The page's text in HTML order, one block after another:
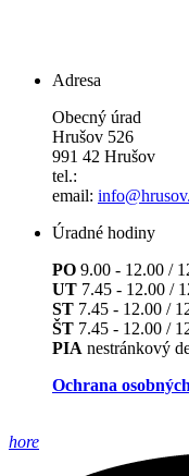
Adresa
Obecný úrad
Hrušov 526
991 42 Hrušov
tel.:
email:
Úradné hodiny
PO 9.00 - 12.00 /
UT 7.45 - 12.00 /
ST 7.45 - 12.00 /
ŠT 7.45 - 12.00 /
PIA nestránkový
Ochrana
hore